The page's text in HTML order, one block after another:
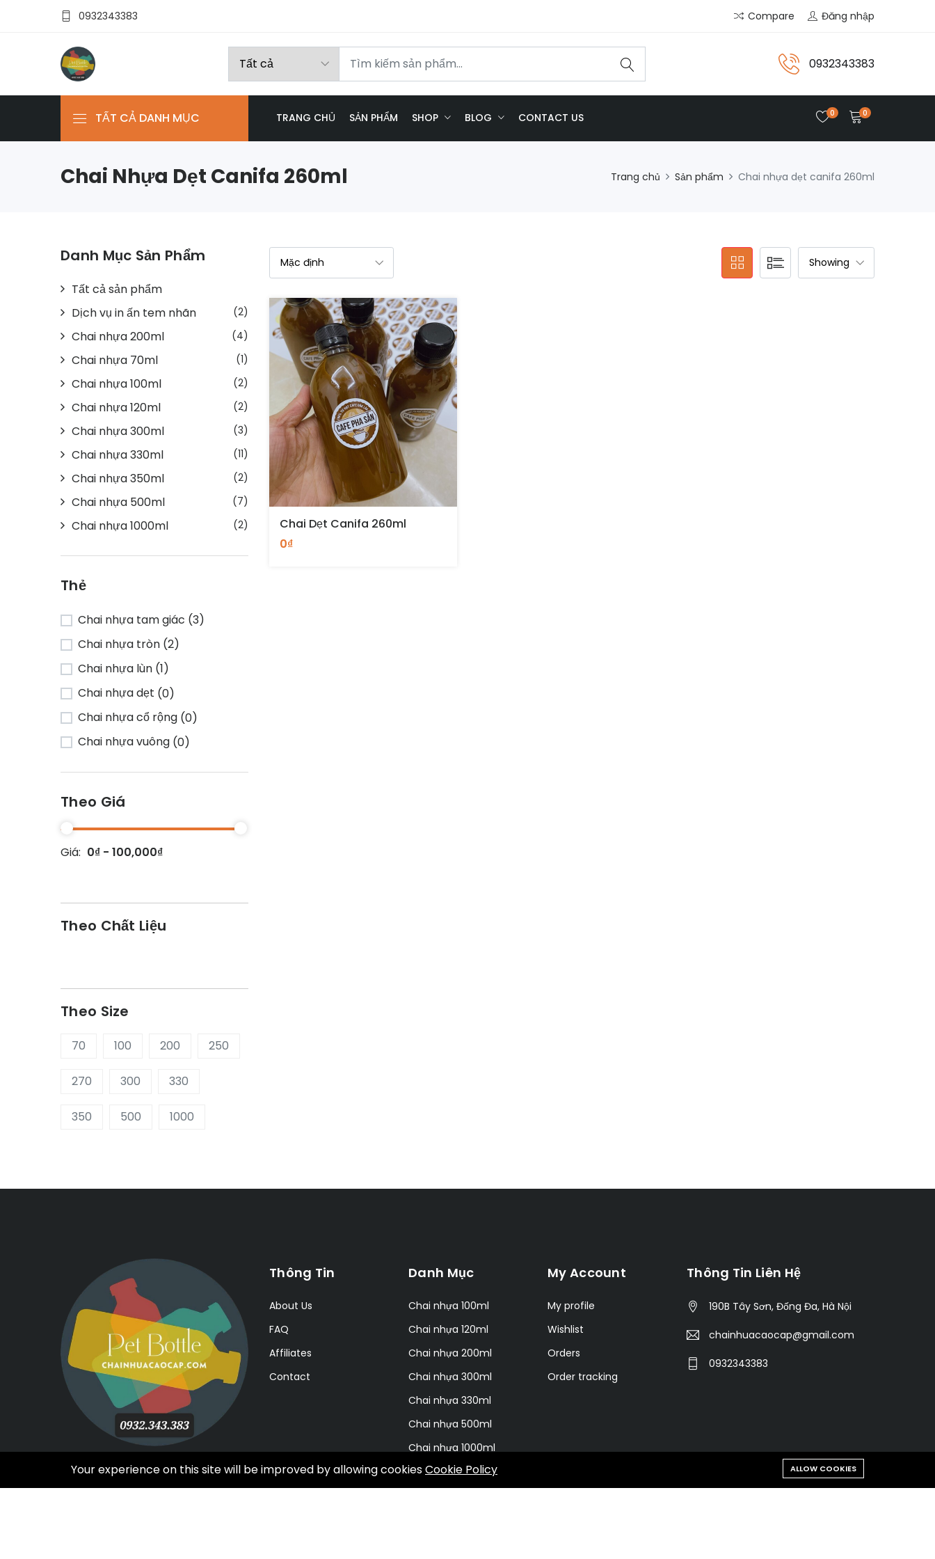
0932343383 Compare Đăng nhập
0932343383
TẤT CẢ DANH MỤC TRANG CHỦ SẢN PHẨM SHOP BLOG CONTACT US 0 0
Chai Nhựa Dẹt Canifa 260ml Trang chủ Sản phẩm Chai nhựa dẹt canifa 260ml
Chai Dẹt Canifa 260ml
0₫
Danh Mục Sản Phẩm
Tất cả sản phẩm
Dịch vụ in ấn tem nhãn
(2)
Chai nhựa 200ml (4)
Chai nhựa 70ml (1)
Chai nhựa 100ml (2)
Chai nhựa 120ml (2)
Chai nhựa 300ml (3)
Chai nhựa 330ml (11)
Chai nhựa 350ml (2)
Chai nhựa 500ml (7)
Chai nhựa 1000ml (2)
Thẻ
Chai nhựa tam giác (3)
Chai nhựa tròn (2)
Chai nhựa lùn (1)
Chai nhựa dẹt (0)
Chai nhựa cổ rộng (0)
Chai nhựa vuông (0)
Theo Giá
Giá: 0₫ - 100,000₫
Theo Chất Liệu
Theo Size
70 100 200 250
270 300 330
350 500 1000
Thông Tin
About Us
FAQ
Affiliates
Contact
Danh Mục
Chai nhựa 100ml
Chai nhựa 120ml
Chai nhựa 200ml
Chai nhựa 300ml
Chai nhựa 330ml
Chai nhựa 500ml
Chai nhựa 1000ml
Dịch vụ in ấn tem nhãn
My Account
My profile
Wishlist
Orders
Order tracking
Thông Tin Liên Hệ
190B Tây Sơn, Đống Đa, Hà Nội
chainhuacaocap@gmail.com
0932343383
Your experience on this site will be improved by allowing cookiesCookie Policy ALLOW COOKIES